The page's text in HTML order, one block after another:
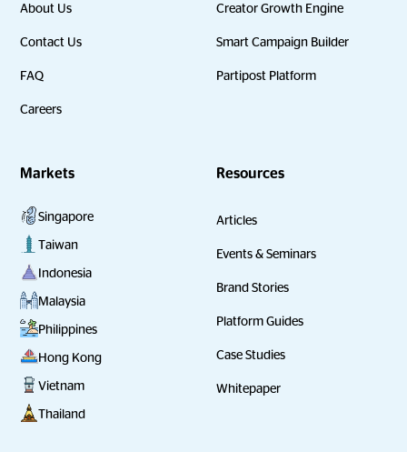
About Us
Contact Us
FAQ
Careers
Creator Growth Engine
Smart Campaign Builder
Partipost Platform
Markets
Singapore
Taiwan
Indonesia
Malaysia
Philippines
Hong Kong
Vietnam
Thailand
Resources
Articles
Events & Seminars
Brand Stories
Platform Guides
Case Studies
Whitepaper